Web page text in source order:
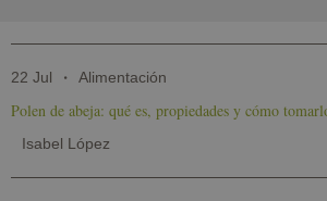
22 Jul Alimentación
Polen de abeja: qué es, propiedades y cómo
Isabel López